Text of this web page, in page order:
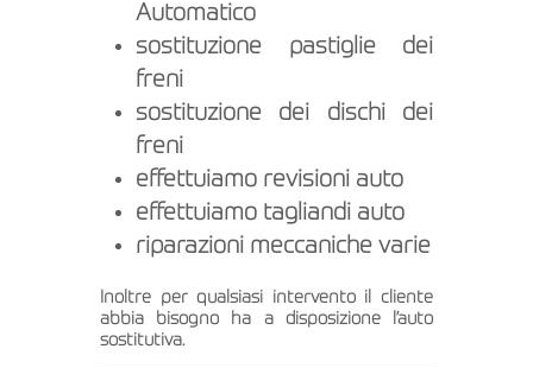
Automatico
sostituzione pastiglie dei
freni
sostituzione dei dischi dei
freni
effettuiamo revisioni auto
effettuiamo tagliandi auto
riparazioni meccaniche varie
Inoltre per qualsiasi intervento il cliente
abbia bisogno ha a disposizione l’auto
sostitutiva.